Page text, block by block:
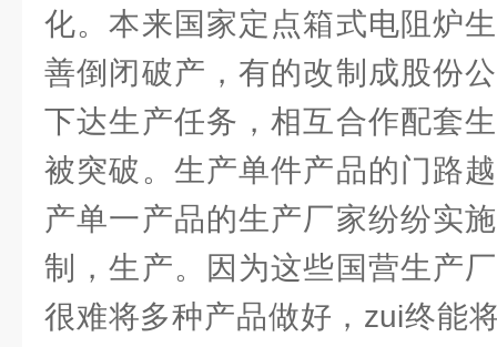
化。本来国家定点箱式电阻炉
善倒闭破产，有的改制成股份
下达生产任务，相互合作配套
被突破。生产单件产品的门路
产单一产品的生产厂家纷纷实
制，生产。因为这些国营生产
很难将多种产品做好，zui终能